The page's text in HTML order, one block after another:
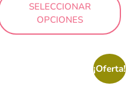
SELECCIONAR
OPCIONES
¡Oferta!